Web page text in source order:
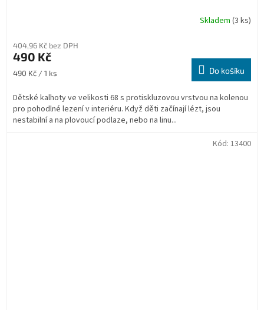
Skladem (3 ks)
404,96 Kč bez DPH
490 Kč
Měrná
490 Kč / 1 ks Do košíku
Dětské kalhoty ve velikosti 68 s protiskluzovou vrstvou na kolenou
pro pohodlné lezení v interiéru. Když děti začínají lézt, jsou
nestabilní a na plovoucí podlaze, nebo na linu...
Kód: 13400